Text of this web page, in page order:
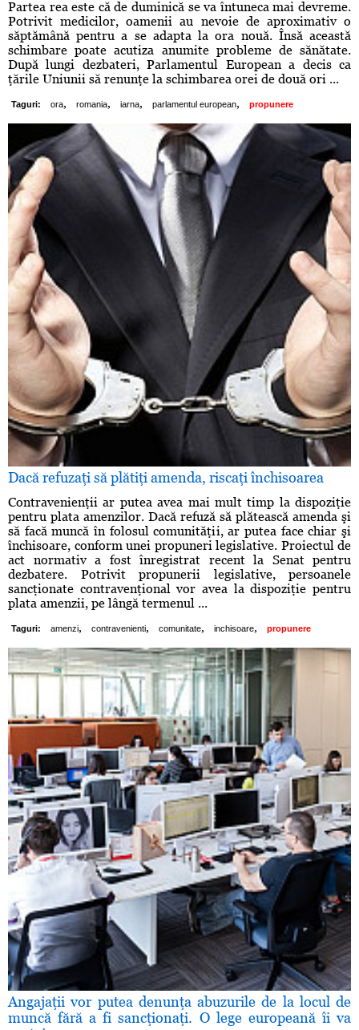
Partea rea este că de duminică se va întuneca mai devreme.
Potrivit medicilor, oamenii au nevoie de aproximativ o
săptămână pentru a se adapta la ora nouă. Însă această
schimbare poate acutiza anumite probleme de sănătate.
După lungi dezbateri, Parlamentul European a decis ca
ţările Uniunii să renunţe la schimbarea orei de două ori ...
Taguri: ora, romania, iarna, parlamentul european, propunere
Dacă refuzaţi să plătiţi amenda, riscaţi închisoarea
Contravenienţii ar putea avea mai mult timp la dispoziţie
pentru plata amenzilor. Dacă refuză să plătească amenda şi
să facă muncă în folosul comunităţii, ar putea face chiar şi
închisoare, conform unei propuneri legislative. Proiectul de
act normativ a fost înregistrat recent la Senat pentru
dezbatere. Potrivit propunerii legislative, persoanele
sancţionate contravenţional vor avea la dispoziţie pentru
plata amenzii, pe lângă termenul ...
Taguri: amenzi, contravenienti, comunitate, inchisoare, propunere
Angajaţii vor putea denunţa abuzurile de la locul de
muncă fără a fi sancţionaţi. O lege europeană îi va